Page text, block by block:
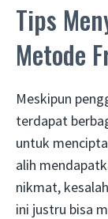
Tips
Metode
Meskipun
terdapat
untuk
alih
nikmat,
ini justru bisa